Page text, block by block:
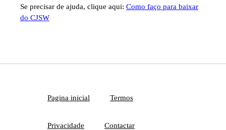
Se precisar de ajuda, clique aqui: Como faço para baixar
do CJSW
Pagina inicial Termos
Privacidade Contactar